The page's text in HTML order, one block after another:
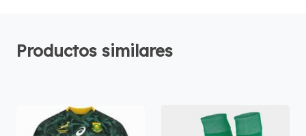
Productos similares